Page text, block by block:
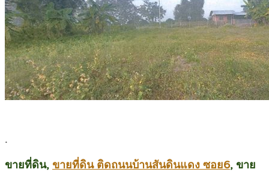
.
ขายที่ดิน, ขายที่ดิน ติดถนนบ้านสันดินแดง ซอย6, ขาย